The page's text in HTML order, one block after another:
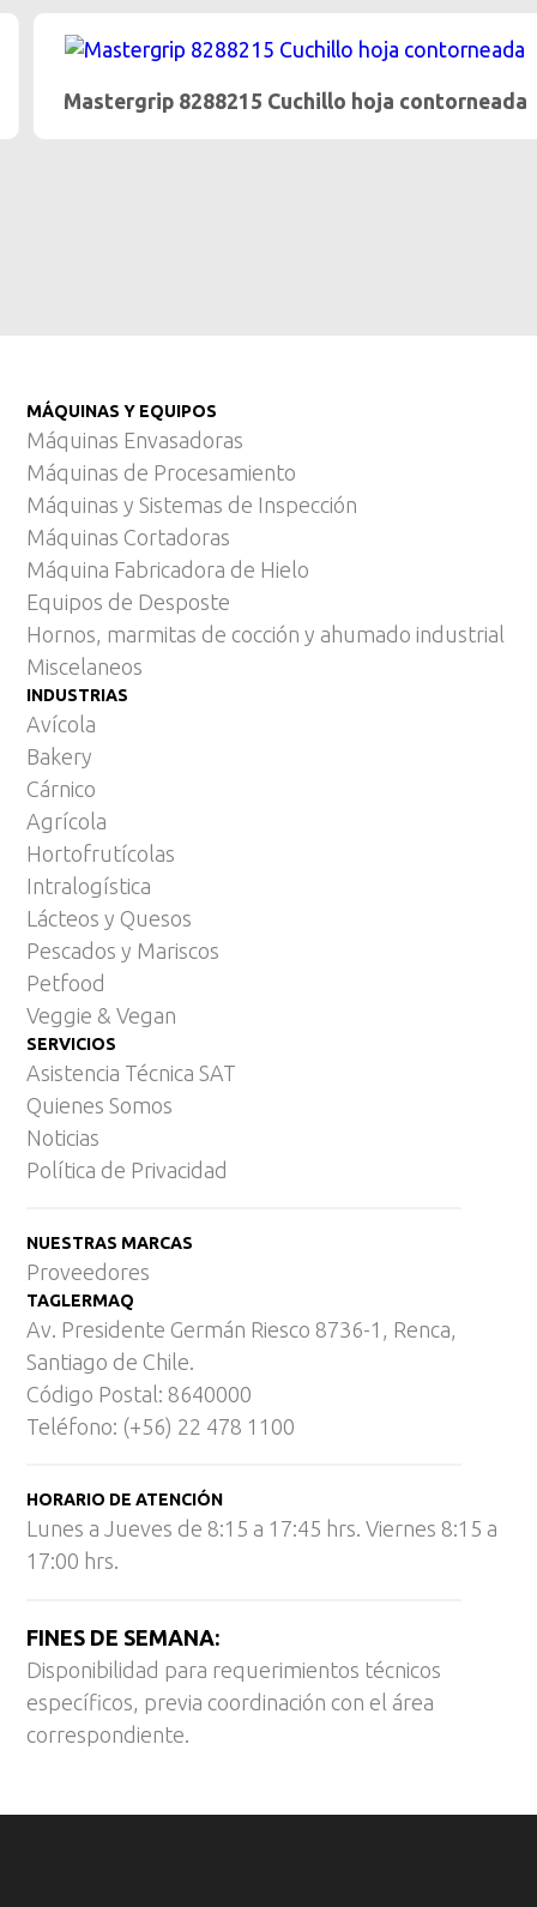
Mastergrip 8288215 Cuchillo hoja contorneada
MÁQUINAS Y EQUIPOS
Máquinas Envasadoras
Máquinas de Procesamiento
Máquinas y Sistemas de Inspección
Máquinas Cortadoras
Máquina Fabricadora de Hielo
Equipos de Desposte
Hornos, marmitas de cocción y ahumado industrial
Miscelaneos
INDUSTRIAS
Avícola
Bakery
Cárnico
Agrícola
Hortofrutícolas
Intralogística
Lácteos y Quesos
Pescados y Mariscos
Petfood
Veggie & Vegan
SERVICIOS
Asistencia Técnica SAT
Quienes Somos
Noticias
Política de Privacidad
NUESTRAS MARCAS
Proveedores
TAGLERMAQ
Av. Presidente Germán Riesco 8736-1, Renca,
Santiago de Chile.
Código Postal: 8640000
Teléfono: (+56) 22 478 1100
HORARIO DE ATENCIÓN
Lunes a Jueves de 8:15 a 17:45 hrs. Viernes 8:15 a
17:00 hrs.
FINES DE SEMANA:
Disponibilidad para requerimientos técnicos
específicos, previa coordinación con el área
correspondiente.